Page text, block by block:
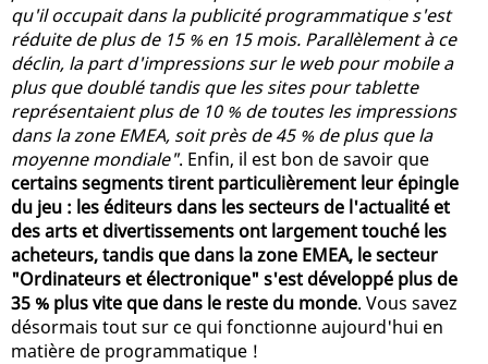
qu'il occupait dans la publicité programmatique s'est
réduite de plus de 15 % en 15 mois. Parallèlement à ce
déclin, la part d'impressions sur le web pour mobile a
plus que doublé tandis que les sites pour tablette
représentaient plus de 10 % de toutes les impressions
dans la zone EMEA, soit près de 45 % de plus que la
moyenne mondiale". Enfin, il est bon de savoir que
certains segments tirent particulièrement leur épingle
du jeu : les éditeurs dans les secteurs de l'actualité et
des arts et divertissements ont largement touché les
acheteurs, tandis que dans la zone EMEA, le secteur
"Ordinateurs et électronique" s'est développé plus de
35 % plus vite que dans le reste du monde. Vous savez
désormais tout sur ce qui fonctionne aujourd'hui en
matière de programmatique !